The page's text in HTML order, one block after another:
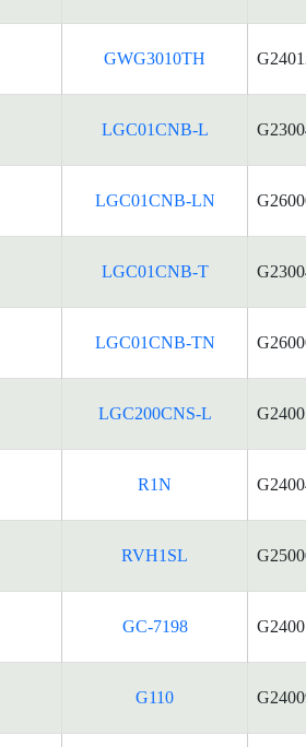
GWG3010TH
LGC01CNB-L
LGC01CNB-LN
LGC01CNB-T
LGC01CNB-TN
LGC200CNS-L
R1N
RVH1SL
GC-7198
G110